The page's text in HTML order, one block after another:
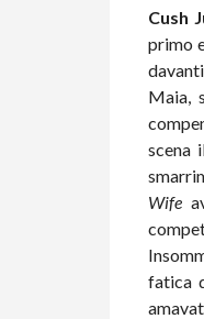
Cush
primo
Maia,
scena
Wife
fatica